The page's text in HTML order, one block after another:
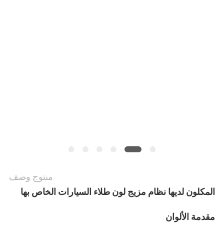
منتوج وصف
المكلون لديها نظام مزيج لون طلاء السيارات الخاص بها
مقدمة الألوان